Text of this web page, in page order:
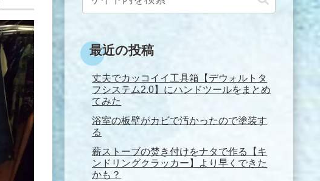
最近の投稿
丈夫でカッコイイ工具箱【デウォルトタ
フシステム2.0】にハンドツールをまとめ
てみた
浴室の板壁がカビで汚かったので塗装す
る
薪ストーブの焚き付けをナタで作る【キ
ンドリングクラッカー】より早くできた
かも？